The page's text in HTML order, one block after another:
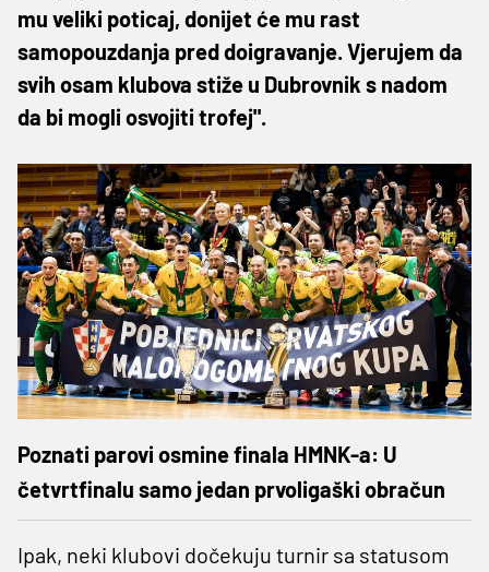
mu veliki poticaj, donijet će mu rast
samopouzdanja pred doigravanje. Vjerujem da
svih osam klubova stiže u Dubrovnik s nadom
da bi mogli osvojiti trofej".
Poznati parovi osmine finala HMNK-a: U
četvrtfinalu samo jedan prvoligaški obračun
Ipak, neki klubovi dočekuju turnir sa statusom